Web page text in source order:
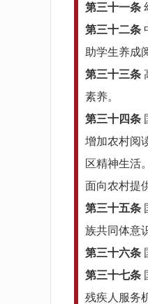
第三十一条
第三十二条
助学生养成
第三十三条
素养。
第三十四条
增加农村阅
区精神生活。
面向农村提
第三十五条
族共同体意
第三十六条
第三十七条
残疾人服务